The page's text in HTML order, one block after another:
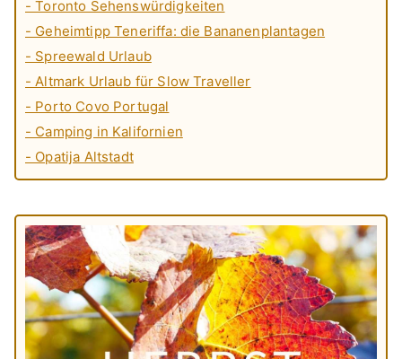
- Toronto Sehenswürdigkeiten
- Geheimtipp Teneriffa: die Bananenplantagen
- Spreewald Urlaub
- Altmark Urlaub für Slow Traveller
- Porto Covo Portugal
- Camping in Kalifornien
- Opatija Altstadt